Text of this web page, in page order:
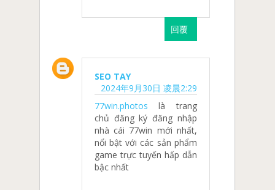
回覆
SEO TAY
2024年9月30日 凌晨2:29
77win.photos là trang
chủ đăng ký đăng nhập
nhà cái 77win mới nhất,
nổi bật với các sản phẩm
game trực tuyến hấp dẫn
bậc nhất